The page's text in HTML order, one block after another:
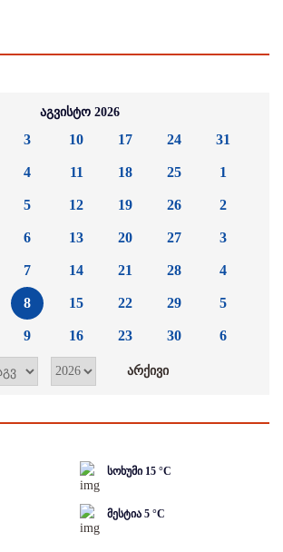
აგვისტო 2026
3
4
5
6
7
8
9
10
11
12
13
14
15
16
17
18
19
20
21
22
23
24
25
26
27
28
29
30
31
1
2
3
4
5
6
სოხუმი 15 °C
მესტია 5 °C